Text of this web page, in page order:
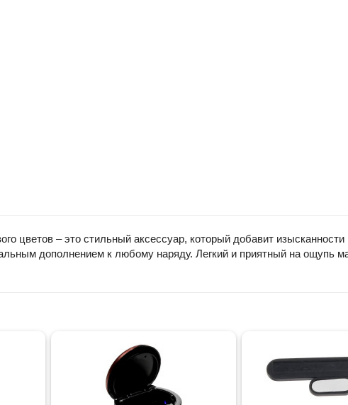
цветов – это стильный аксессуар, который добавит
дополнением к любому наряду. Легкий и приятный на ощупь